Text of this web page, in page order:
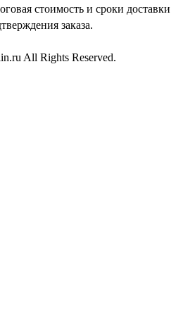
стоимость и сроки доставки
заказа.
All Rights Reserved.